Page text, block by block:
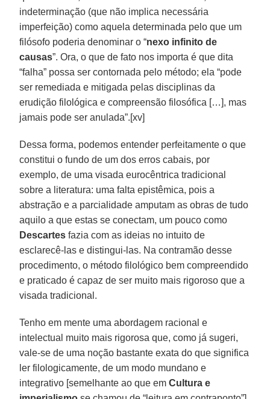
indeterminação (que não implica necessária
imperfeição) como aquela determinada pelo que um
filósofo poderia denominar o “nexo infinito de
causas”. Ora, o que de fato nos importa é que dita
“falha” possa ser contornada pelo método; ela “pode
ser remediada e mitigada pelas disciplinas da
erudição filológica e compreensão filosófica […], mas
jamais pode ser anulada”.[xv]
Dessa forma, podemos entender perfeitamente o que
constitui o fundo de um dos erros cabais, por
exemplo, de uma visada eurocêntrica tradicional
sobre a literatura: uma falta epistêmica, pois a
abstração e a parcialidade amputam as obras de tudo
aquilo a que estas se conectam, um pouco como
Descartes fazia com as ideias no intuito de
esclarecê-las e distingui-las. Na contramão desse
procedimento, o método filológico bem compreendido
e praticado é capaz de ser muito mais rigoroso que a
visada tradicional.
Tenho em mente uma abordagem racional e
intelectual muito mais rigorosa que, como já sugeri,
vale-se de uma noção bastante exata do que significa
ler filologicamente, de um modo mundano e
integrativo [semelhante ao que emCultura e